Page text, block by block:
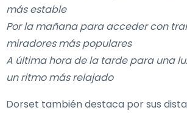
más estable
Por la mañana para acceder con
miradores más populares
A última hora de la tarde para una
un ritmo más relajado
Dorset también destaca por sus